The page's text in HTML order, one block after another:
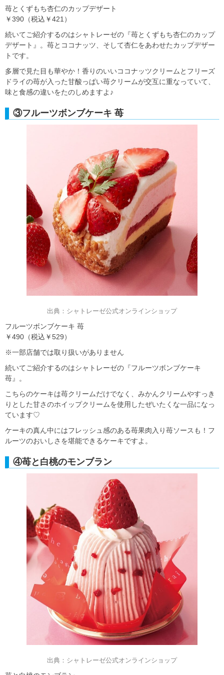
苺とくずもち杏仁のカップデザート
￥390（税込￥421）
続いてご紹介するのはシャトレーゼの『苺とくずもち杏仁のカップ
デザート』。苺とココナッツ、そして杏仁をあわせたカップデザー
トです。
多層で見た目も華やか！香りのいいココナッツクリームとフリーズ
ドライの苺が入った甘酸っぱい苺クリームが交互に重なっていて、
味と食感の違いをたのしめますよ♪
③フルーツボンブケーキ 苺
出典：シャトレーゼ公式オンラインショップ
フルーツボンブケーキ 苺
￥490（税込￥529）
※一部店舗では取り扱いがありません
続いてご紹介するのはシャトレーゼの『フルーツボンブケーキ
苺』。
こちらのケーキは苺クリームだけでなく、みかんクリームやすっき
りとした甘さのホイップクリームを使用したぜいたくな一品になっ
ています♡
ケーキの真ん中にはフレッシュ感のある苺果肉入り苺ソースも！フ
ルーツのおいしさを堪能できるケーキですよ。
④苺と白桃のモンブラン
出典：シャトレーゼ公式オンラインショップ